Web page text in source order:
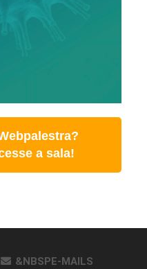
a sala!
&NBSPE-MAILS